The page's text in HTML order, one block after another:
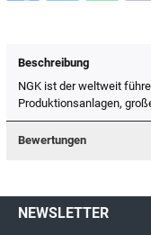
Beschreibung
NGK ist der weltweit
Produktionsanlagen,
Bewertungen
NEWSLETTER